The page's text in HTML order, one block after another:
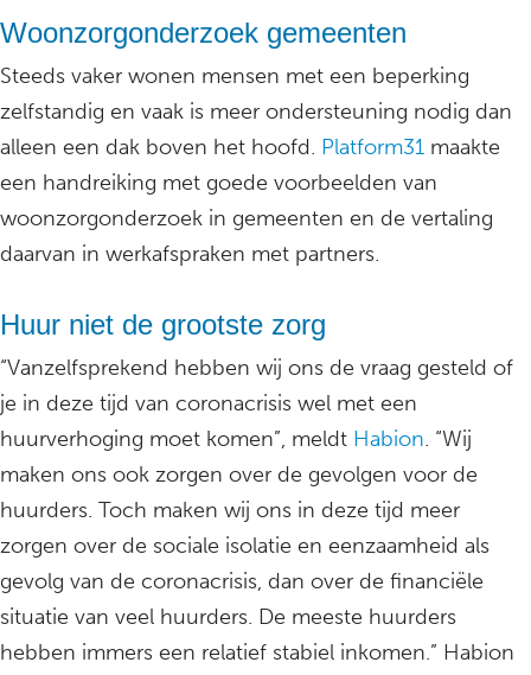
Woonzorgonderzoek gemeenten
Steeds vaker wonen mensen met een beperking
zelfstandig en vaak is meer ondersteuning nodig dan
alleen een dak boven het hoofd. Platform31 maakte
een handreiking met goede voorbeelden van
woonzorgonderzoek in gemeenten en de vertaling
daarvan in werkafspraken met partners.
Huur niet de grootste zorg
“Vanzelfsprekend hebben wij ons de vraag gesteld of
je in deze tijd van coronacrisis wel met een
huurverhoging moet komen”, meldt Habion. “Wij
maken ons ook zorgen over de gevolgen voor de
huurders. Toch maken wij ons in deze tijd meer
zorgen over de sociale isolatie en eenzaamheid als
gevolg van de coronacrisis, dan over de financiële
situatie van veel huurders. De meeste huurders
hebben immers een relatief stabiel inkomen.” Habion